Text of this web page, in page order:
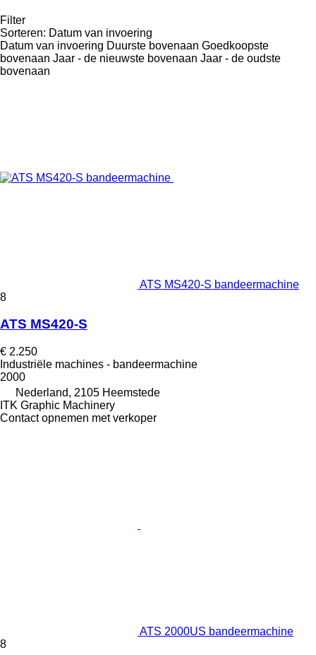
Filter
Sorteren: Datum van invoering
Datum van invoering Duurste bovenaan Goedkoopste
bovenaan Jaar - de nieuwste bovenaan Jaar - de oudste
bovenaan
ATS MS420-S bandeermachine
8
ATS MS420-S
€ 2.250
Industriële machines - bandeermachine
2000
Nederland, 2105 Heemstede
ITK Graphic Machinery
Contact opnemen met verkoper
ATS 2000US bandeermachine
8